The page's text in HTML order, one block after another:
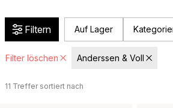
Filtern Auf Lager
Filter löschen Anderssen & Voll
11 Treffer sortiert nach